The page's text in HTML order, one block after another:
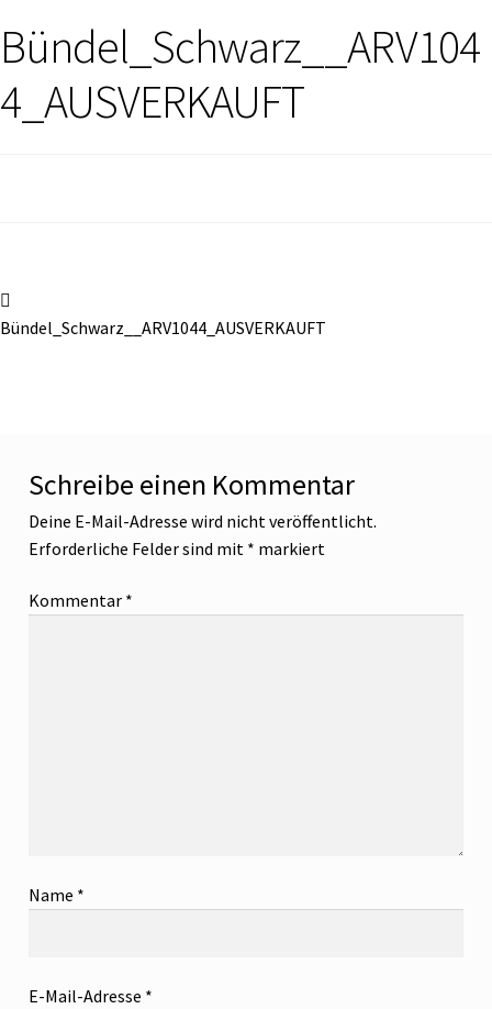
Bündel_Schwarz__ARV104
4_AUSVERKAUFT
Bündel_Schwarz__ARV1044_AUSVERKAUFT
Schreibe einen Kommentar
Deine E-Mail-Adresse wird nicht veröffentlicht.
Erforderliche Felder sind mit * markiert
Kommentar *
Name *
E-Mail-Adresse *